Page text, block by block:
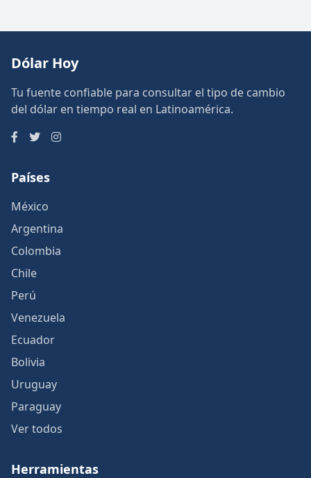
Dólar Hoy
Tu fuente confiable para consultar el tipo de cambio
del dólar en tiempo real en Latinoamérica.
Países
México
Argentina
Colombia
Chile
Perú
Venezuela
Ecuador
Bolivia
Uruguay
Paraguay
Ver todos
Herramientas